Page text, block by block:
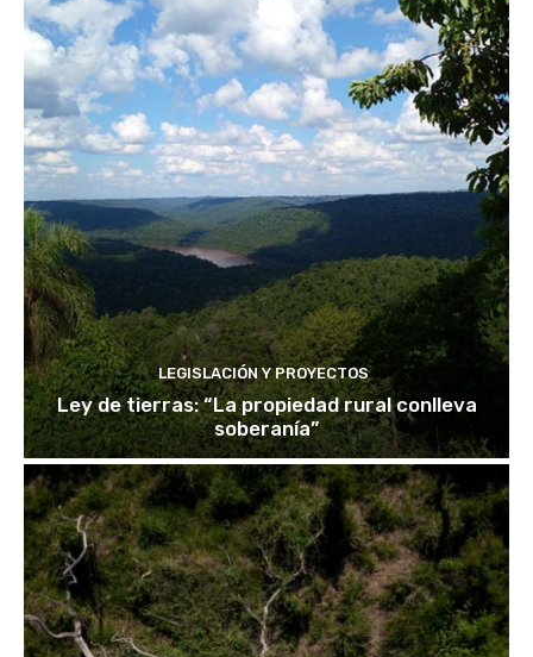
LEGISLACIÓN Y PROYECTOS
Ley de tierras: “La propiedad rural conlleva
soberanía”